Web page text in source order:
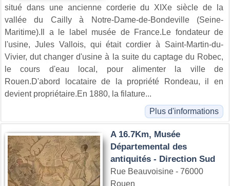
situé dans une ancienne corderie du XIXe siècle de la
vallée du Cailly à Notre-Dame-de-Bondeville (Seine-
Maritime).Il a le label musée de France.Le fondateur de
l'usine, Jules Vallois, qui était cordier à Saint-Martin-du-
Vivier, dut changer d'usine à la suite du captage du Robec,
le cours d'eau local, pour alimenter la ville de
Rouen.D'abord locataire de la propriété Rondeau, il en
devient propriétaire.En 1880, la filature...
Plus d'informations
A 16.7Km, Musée
Départemental des
antiquités - Direction Sud
Rue Beauvoisine - 76000
Rouen